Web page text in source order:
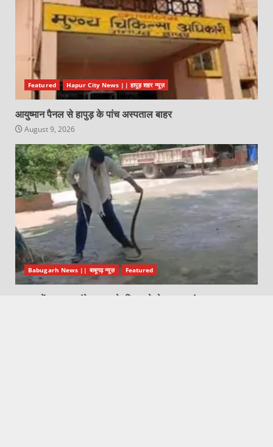
Featured Hapur City News || हापुड़ शहर न्यूज़
आयुष्मान पैनल से हापुड़ के पांच अस्पताल बाहर
August 9, 2026
Babugarh News || बाबूगढ़ न्यूज़ Featured
बाबूगढ़ में छह फुट लंबे अजगर के निकलने से मचा हड़कंप